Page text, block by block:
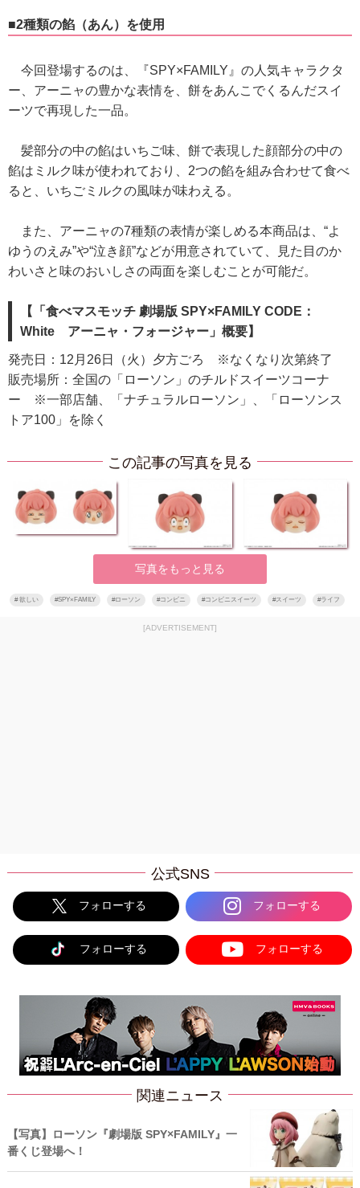
■2種類の餡（あん）を使用
今回登場するのは、『SPY×FAMILY』の人気キャラクタ
ー、アーニャの豊かな表情を、餅をあんこでくるんだスイ
ーツで再現した一品。
髪部分の中の餡はいちご味、餅で表現した顔部分の中の
餡はミルク味が使われており、2つの餡を組み合わせて食べ
ると、いちごミルクの風味が味わえる。
また、アーニャの7種類の表情が楽しめる本商品は、“よ
ゆうのえみ”や“泣き顔”などが用意されていて、見た目のか
わいさと味のおいしさの両面を楽しむことが可能だ。
【「食べマスモッチ 劇場版 SPY×FAMILY CODE：
White アーニャ・フォージャー」概要】
発売日：12月26日（火）夕方ごろ ※なくなり次第終了
販売場所：全国の「ローソン」のチルドスイーツコーナ
ー ※一部店舗、「ナチュラルローソン」、「ローソンス
トア100」を除く
この記事の写真を見る
写真をもっと見る
#欲しい #SPY×FAMILY #ローソン #コンビニ #コンビニスイーツ #スイーツ #ライフ
[ADVERTISEMENT]
公式SNS
フォローする フォローする
フォローする フォローする
関連ニュース
【写真】ローソン『劇場版 SPY×FAMILY』一
番くじ登場へ！